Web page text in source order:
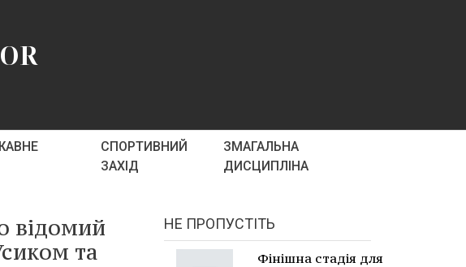
СПОРТИВНИЙ
ЗАХІД
ЗМАГАЛЬНА
ДИСЦИПЛІНА
відомий
та
НЕ ПРОПУСТІТЬ
Фінішна стадія для